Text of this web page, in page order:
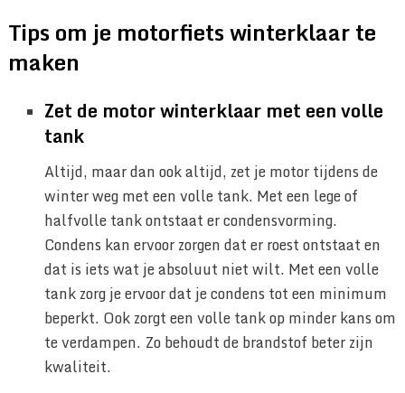
Tips om je motorfiets winterklaar te
maken
Zet de motor winterklaar met een volle
tank
Altijd, maar dan ook altijd, zet je motor tijdens de
winter weg met een volle tank. Met een lege of
halfvolle tank ontstaat er condensvorming.
Condens kan ervoor zorgen dat er roest ontstaat en
dat is iets wat je absoluut niet wilt. Met een volle
tank zorg je ervoor dat je condens tot een minimum
beperkt. Ook zorgt een volle tank op minder kans om
te verdampen. Zo behoudt de brandstof beter zijn
kwaliteit.